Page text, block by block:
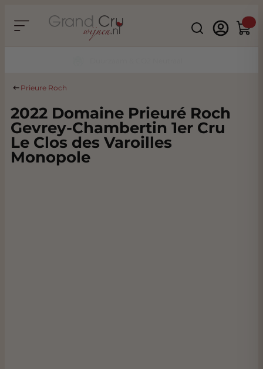
Search
Prieure Roch
2022 Domaine Prieuré Roch
Gevrey-Chambertin 1er Cru
Le Clos des Varoilles
Monopole